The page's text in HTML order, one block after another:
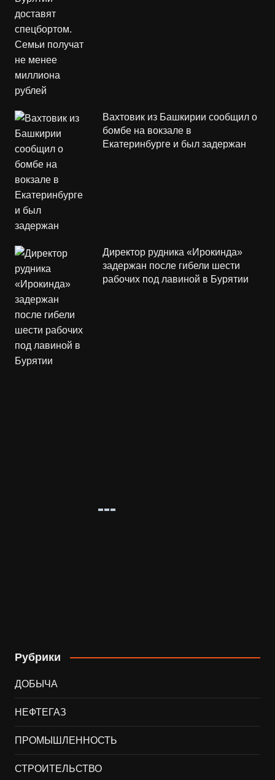
Вахтовик из Башкирии сообщил о
бомбе на вокзале в
Екатеринбурге и был задержан
Директор рудника «Ирокинда»
задержан после гибели шести
рабочих под лавиной в Бурятии
Рубрики
ДОБЫЧА
НЕФТЕГАЗ
ПРОМЫШЛЕННОСТЬ
СТРОИТЕЛЬСТВО